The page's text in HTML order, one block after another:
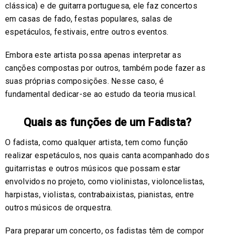
clássica) e de guitarra portuguesa, ele faz concertos
em casas de fado, festas populares, salas de
espetáculos, festivais, entre outros eventos.
Embora este artista possa apenas interpretar as
canções compostas por outros, também pode fazer as
suas próprias composições. Nesse caso, é
fundamental dedicar-se ao estudo da teoria musical.
Quais as funções de um Fadista?
O fadista, como qualquer artista, tem como função
realizar espetáculos, nos quais canta acompanhado dos
guitarristas e outros músicos que possam estar
envolvidos no projeto, como violinistas, violoncelistas,
harpistas, violistas, contrabaixistas, pianistas, entre
outros músicos de orquestra.
Para preparar um concerto, os fadistas têm de compor